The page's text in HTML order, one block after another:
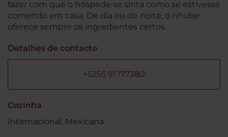
fazer com que o hóspede se sinta como se estivesse
comendo em casa. De dia ou de noite, o nhube
oferece sempre os ingredientes certos.
Detalhes de contacto
+5255 91777380
Cozinha
Internacional, Mexicana